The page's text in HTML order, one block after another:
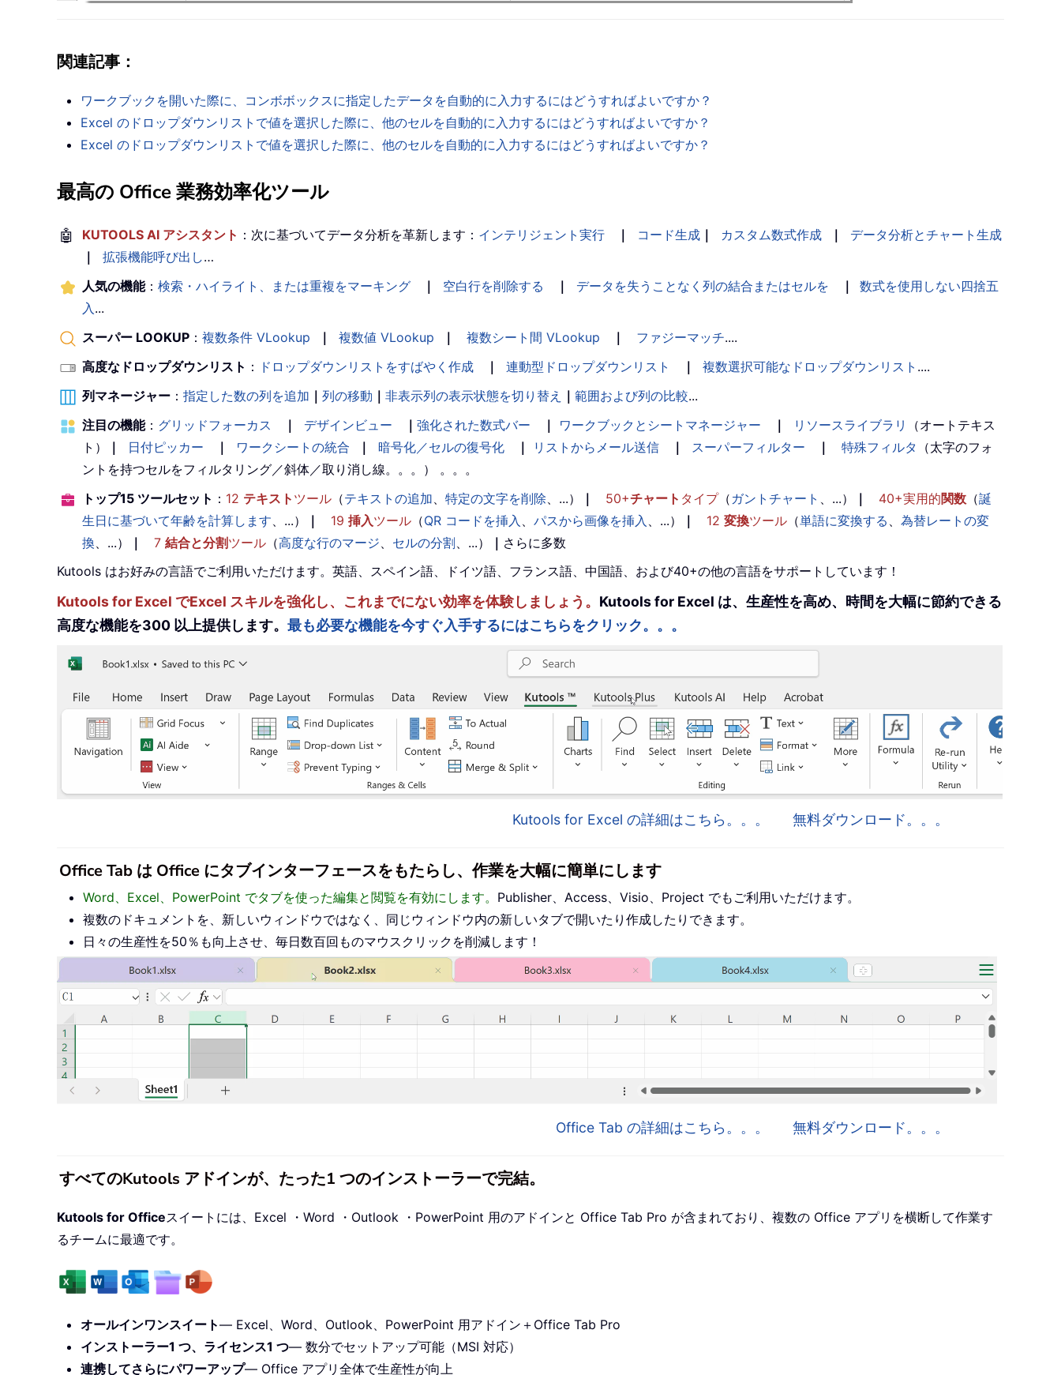
関連記事：
ワークブックを開いた際に、コンボボックスに指定したデータを自動的に入力するにはどうすればよいですか？
Excel のドロップダウンリストで値を選択した際に、他のセルを自動的に入力するにはどうすればよいですか？
Excel のドロップダウンリストで値を選択した際に、他のセルを自動的に入力するにはどうすればよいですか？
最高の Office 業務効率化ツール
🤖 KUTOOLS AI アシスタント ：次に基づいてデータ分析を革新します： インテリジェント実行 ｜ コード生成 ｜ カスタム数式作成 ｜
データ分析とチャート生成
｜
拡張機能呼び出し…
人気の機能： 検索・ハイライト、または重複をマーキング ｜ 空白行を削除する ｜ データを失うことなく列の結合またはセルを ｜
数式を使用しない四捨五
入...
スーパー LOOKUP ： 複数条件 VLookup ｜ 複数値 VLookup ｜ 複数シート間 VLookup ｜ ファジーマッチ....
高度なドロップダウンリスト ： ドロップダウンリストをすばやく作成 ｜ 連動型ドロップダウンリスト ｜ 複数選択可能なドロップダウンリスト ....
列マネージャー ： 指定した数の列を追加 ｜ 列の移動 ｜ 非表示列の表示状態を切り替え ｜ 範囲および列の比較...
注目の機能： グリッドフォーカス ｜ デザインビュー ｜ 強化された数式バー ｜ ワークブックとシートマネージャー ｜ リソースライブラリ
（オートテキス
ト）
｜ 日付ピッカー ｜ ワークシートの統合 ｜ 暗号化／セルの復号化 ｜ リストからメール送信 ｜ スーパーフィルター ｜ 特殊フィルタ （太字のフォ
ントを持つセルをフィルタリング／斜体／取り消し線。。。） 。。。
トップ15 ツールセット ： 12 テキスト ツール （テキストの追加、 特定の文字を削除、...） ｜ 50+チャート タイプ（ ガントチャート 、...） ｜ 40+実用的関数 （誕
生日に基づいて年齢を計算します、...） ｜ 19 挿入ツール （QR コードを挿入 、 パスから画像を挿入 、...） ｜ 12 変換ツール （単語に変換する 、 為替レートの変
換、...） ｜ 7 結合と分割ツール （高度な行のマージ、 セルの分割、...） ｜ さらに多数
Kutools はお好みの言語でご利用いただけます。英語、スペイン語、ドイツ語、フランス語、中国語、および40+の他の言語をサポートしています！
Kutools for Excel でExcel スキルを強化し、これまでにない効率を体験しましょう。 Kutools for Excel は、生産性を高め、時間を大幅に節約できる
高度な機能を300 以上提供します。 最も必要な機能を今すぐ入手するにはこちらをクリック。。。
Kutools for Excel の詳細はこちら。。。 無料ダウンロード。。。
Office Tab は Office にタブインターフェースをもたらし、作業を大幅に簡単にします
Word、Excel、PowerPoint でタブを使った編集と閲覧を有効にします。 Publisher、Access、Visio、Project でもご利用いただけます。
複数のドキュメントを、新しいウィンドウではなく、同じウィンドウ内の新しいタブで開いたり作成したりできます。
日々の生産性を50％も向上させ、毎日数百回ものマウスクリックを削減します！
Office Tab の詳細はこちら。。。 無料ダウンロード。。。
すべてのKutools アドインが、たった1 つのインストーラーで完結。
Kutools for Officeスイートには、Excel ・Word ・Outlook ・PowerPoint 用のアドインと Office Tab Pro が含まれており、複数の Office アプリを横断して作業す
るチームに最適です。
オールインワンスイート— Excel、Word、Outlook、PowerPoint 用アドイン＋Office Tab Pro
インストーラー1 つ、ライセンス1 つ— 数分でセットアップ可能（MSI 対応）
連携してさらにパワーアップ— Office アプリ全体で生産性が向上